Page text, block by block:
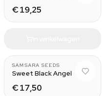
€ 19,25
SAMSARA SEEDS
Sweet Black Angel
€ 17,50